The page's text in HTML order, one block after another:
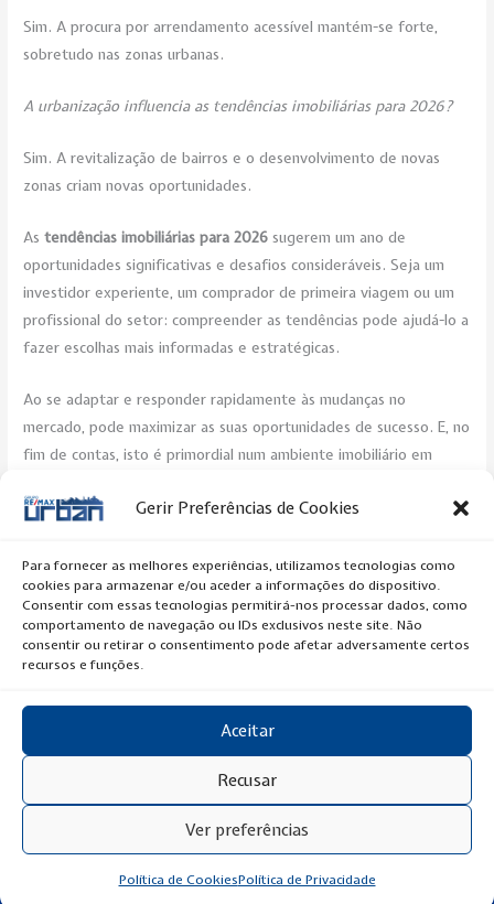
Gerir Preferências de Cookies
Para fornecer as melhores experiências, utilizamos tecnologias como
cookies para armazenar e/ou aceder a informações do dispositivo.
Consentir com essas tecnologias permitirá-nos processar dados, como
comportamento de navegação ou IDs exclusivos neste site. Não
consentir ou retirar o consentimento pode afetar adversamente certos
recursos e funções.
Aceitar
Recusar
Ver preferências
Política de CookiesPolítica de Privacidade
Sim. A procura por arrendamento acessível mantém-se forte,
sobretudo nas zonas urbanas.
A urbanização influencia as tendências imobiliárias para 2026?
Sim. A revitalização de bairros e o desenvolvimento de novas
zonas criam novas oportunidades.
Astendências imobiliárias para 2026 sugerem um ano de
oportunidades significativas e desafios consideráveis. Seja um
investidor experiente, um comprador de primeira viagem ou um
profissional do setor: compreender as tendências pode ajudá-lo a
fazer escolhas mais informadas e estratégicas.
Ao se adaptar e responder rapidamente às mudanças no
mercado, pode maximizar as suas oportunidades de sucesso. E, no
fim de contas, isto é primordial num ambiente imobiliário em
←Previous Artigo Next Artigo
Copyright © 2020 RE/MAX Urban